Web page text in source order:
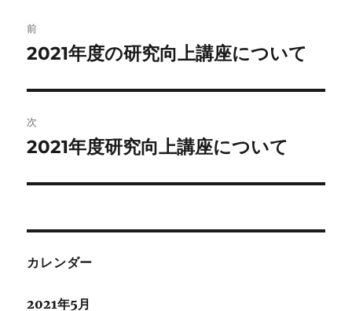
稿
ビ
ゲ
ー
前
前
投
稿:
2021年度の研究向上講座について
次
次
投
2021年度研究向上講座について
カレンダー
2021年5月